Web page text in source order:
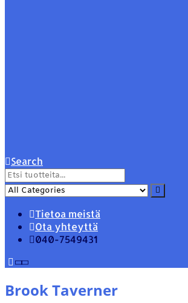
Search
Tietoa meistä
Ota yhteyttä
040-7549431
Brook Taverner